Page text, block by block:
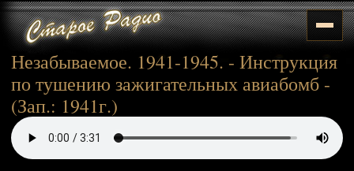
Незабываемое. 1941-1945. - Инструкция
по тушению зажигательных авиабомб -
(Зап.: 1941г.)